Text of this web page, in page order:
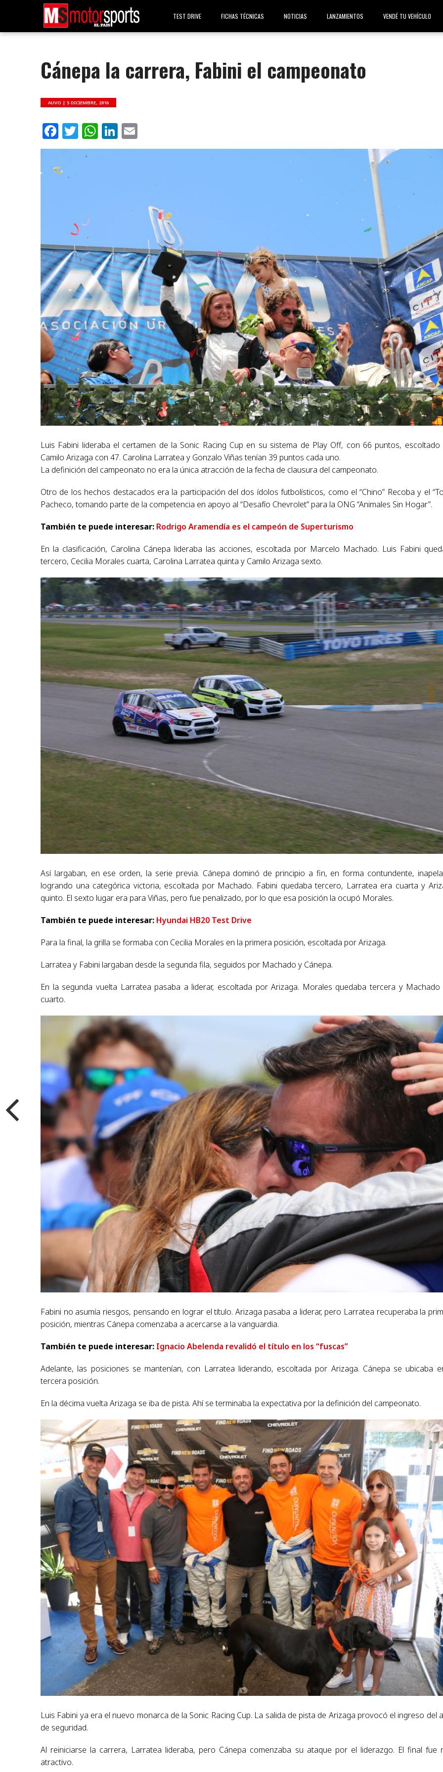
TEST DRIVE FICHAS TÉCNICAS NOTICIAS LANZAMIENTOS VENDÉ TU VEHÍCULO
Cánepa la carrera, Fabini el campeonato
AUVO |5 DICIEMBRE, 2016
Facebook
Twitter
WhatsApp
LinkedIn
Luis Fabini lideraba el certamen de la Sonic Racing Cup en su sistema de Play Off, con 66 puntos,
Camilo Arizaga con 47. Carolina Larratea y Gonzalo Viñas tenían 39 puntos cada uno.
La definición del campeonato no era la única atracción de la fecha de clausura del campeonato.
Otro de los hechos destacados era la participación del dos ídolos futbolísticos, como el “Chino” Recoba y el
Pacheco, tomando parte de la competencia en apoyo al “Desafío Chevrolet” para la ONG “Animales Sin Hogar”.
También te puede interesar: Rodrigo Aramendía es el campeón de Superturismo
En la clasificación, Carolina Cánepa lideraba las acciones, escoltada por Marcelo Machado. Luis Fabini
tercero, Cecilia Morales cuarta, Carolina Larratea quinta y Camilo Arizaga sexto.
Así largaban, en ese orden, la serie previa. Cánepa dominó de principio a fin, en forma contundente,
logrando una categórica victoria, escoltada por Machado. Fabini quedaba tercero, Larratea era cuarta y
quinto. El sexto lugar era para Viñas, pero fue penalizado, por lo que esa posición la ocupó Morales.
También te puede interesar: Hyundai HB20 Test Drive
Para la final, la grilla se formaba con Cecilia Morales en la primera posición, escoltada por Arizaga.
Larratea y Fabini largaban desde la segunda fila, seguidos por Machado y Cánepa.
En la segunda vuelta Larratea pasaba a liderar, escoltada por Arizaga. Morales quedaba tercera y Machado
cuarto.
Fabini no asumía riesgos, pensando en lograr el título. Arizaga pasaba a liderar, pero Larratea recuperaba la
posición, mientras Cánepa comenzaba a acercarse a la vanguardia.
También te puede interesar: Ignacio Abelenda revalidó el título en los “fuscas”
Adelante, las posiciones se mantenían, con Larratea liderando, escoltada por Arizaga. Cánepa se ubicaba
tercera posición.
En la décima vuelta Arizaga se iba de pista. Ahí se terminaba la expectativa por la definición del campeonato.
Luis Fabini ya era el nuevo monarca de la Sonic Racing Cup. La salida de pista de Arizaga provocó el ingreso del
de seguridad.
Al reiniciarse la carrera, Larratea lideraba, pero Cánepa comenzaba su ataque por el liderazgo. El final fue
atractivo.